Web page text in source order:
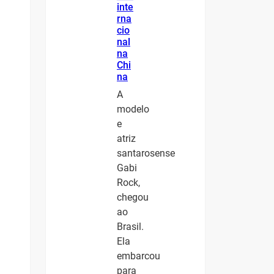
inte
rna
cio
nal
na
Chi
na
A
modelo
e
atriz
santarosense
Gabi
Rock,
chegou
ao
Brasil.
Ela
embarcou
para